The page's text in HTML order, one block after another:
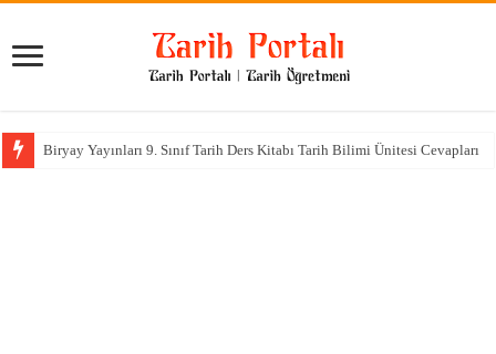
Biryay Yayınları 9. Sınıf Tarih Ders Kitabı Tarih Bilimi Ünitesi Cevapları